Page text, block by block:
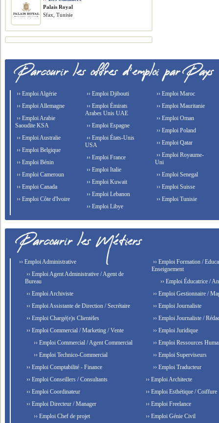
Palais Royal
Sfax, Tunisie
›› Emploi Algérie
›› Emploi Allemagne
›› Emploi Arabie
Saoudite KSA
›› Emploi Australie
›› Emploi Belgique
›› Emploi Bénin
›› Emploi Cameroun
›› Emploi Canada
›› Emploi Côte d'Ivoire
›› Emploi Djibouti
›› Emploi Émirats
Arabes Unis UAE
›› Emploi Espagne
›› Emploi États-Unis
USA
›› Emploi France
›› Emploi Italie
›› Emploi Kuwait
›› Emploi Lebanon
›› Emploi Libye
›› Emploi Maroc
›› Emploi Mauritanie
›› Emploi Oman
›› Emploi Poland
›› Emploi Qatar
›› Emploi Royaume-
Uni
›› Emploi Senegal
›› Emploi Suisse
›› Emploi Tunisie
›› Emploi Administrative
›› Emploi Agent Administrative / Agent de
Bureau
›› Emploi Archiviste
›› Emploi Assistante de Direction / Secrétaire
›› Emploi Chargé(e)s Clientèles
›› Emploi Commercial / Marketing / Vente
›› Emploi Commercial / Agent Commercial
›› Emploi Technico-Commercial
›› Emploi Comptabilité - Finance
›› Emploi Conseillers / Consultants
›› Emploi Coordinateur
›› Emploi Directeur / Manager
›› Emploi Chef de projet
›› Emploi Formation /
Enseignement
›› Emploi Éducatrice /
›› Emploi Gestionnaire /
›› Emploi Journaliste
›› Emploi Journaliste /
›› Emploi Juridique
›› Emploi Ressources
›› Emploi Superviseurs
›› Emploi Traducteur
›› Emploi Architecte
›› Emploi Esthétique / Coiffure
›› Emploi Freelance
›› Emploi Génie Civil